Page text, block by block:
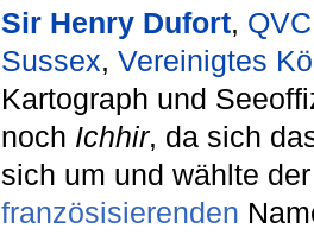
Sir Henry Dufort, QVC
Sussex, Vereinigtes
Kartograph und
noch Ichhir, da sich
sich um und wählte
französisierenden